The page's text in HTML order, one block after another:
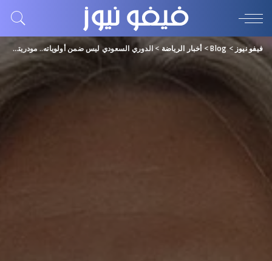
فيفو نيوز >
Blog
>أخبار الرياضة > الدوري السعودي ليس ضمن أولوياته.. مودريتش قد يجتمع مع ميسي في ميامي